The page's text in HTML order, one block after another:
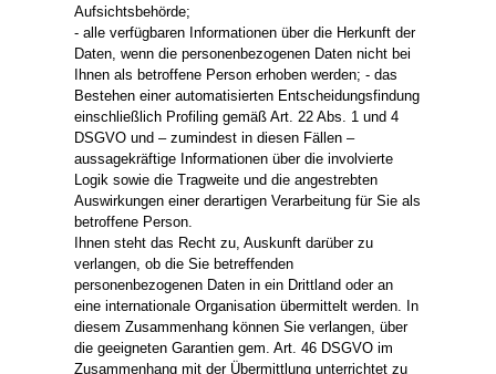
Aufsichtsbehörde;
- alle verfügbaren Informationen über die Herkunft der
Daten, wenn die personenbezogenen Daten nicht bei
Ihnen als betroffene Person erhoben werden; - das
Bestehen einer automatisierten Entscheidungsfindung
einschließlich Profiling gemäß Art. 22 Abs. 1 und 4
DSGVO und – zumindest in diesen Fällen –
aussagekräftige Informationen über die involvierte
Logik sowie die Tragweite und die angestrebten
Auswirkungen einer derartigen Verarbeitung für Sie als
betroffene Person.
Ihnen steht das Recht zu, Auskunft darüber zu
verlangen, ob die Sie betreffenden
personenbezogenen Daten in ein Drittland oder an
eine internationale Organisation übermittelt werden. In
diesem Zusammenhang können Sie verlangen, über
die geeigneten Garantien gem. Art. 46 DSGVO im
Zusammenhang mit der Übermittlung unterrichtet zu